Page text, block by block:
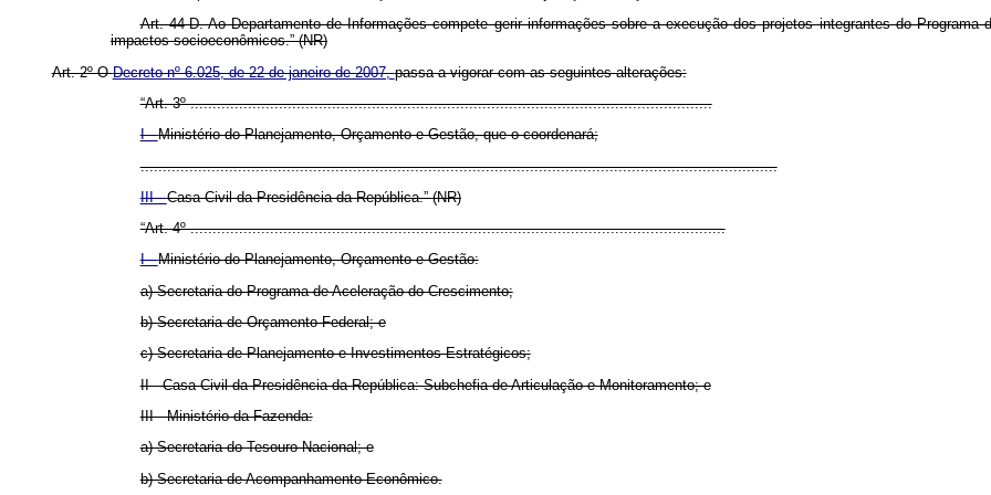
Art. 44-D.Ao Departamento de Informações compete gerir informações sobre a execução dos projetos integrantes do
impactos socioeconômicos.” (NR)
Art. 2º ODecreto nº 6.025, de 22 de janeiro de 2007,passa a vigorar com as seguintes alterações:
“Art. 3º ......................................................................................................................
I -Ministério do Planejamento, Orçamento e Gestão, que o coordenará;
................................................................................................................................................
III -Casa Civil da Presidência da República.”(NR)
“Art. 4º .........................................................................................................................
I -Ministério do Planejamento, Orçamento e Gestão:
a) Secretaria do Programa de Aceleração do Crescimento;
b) Secretaria de Orçamento Federal; e
c) Secretaria de Planejamento e Investimentos Estratégicos;
II - Casa Civil da Presidência da República: Subchefia de Articulação e Monitoramento; e
III - Ministério da Fazenda:
a) Secretaria do Tesouro Nacional; e
b) Secretaria de Acompanhamento Econômico.